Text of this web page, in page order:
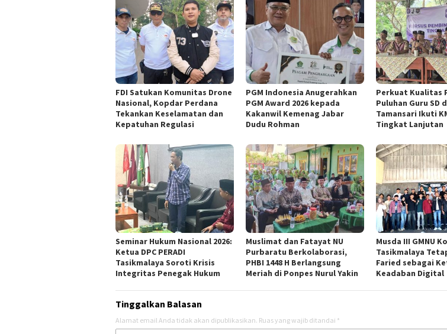
FDI Satukan Komunitas Drone
Nasional, Kopdar Perdana
Tekankan Keselamatan dan
Kepatuhan Regulasi
PGM Indonesia Anugerahkan
PGM Award 2026 kepada
Kakanwil Kemenag Jabar
Dudu Rohman
Perkuat Kualitas
Puluhan Guru SD
Tamansari Ikuti
Tingkat Lanjutan
Seminar Hukum Nasional 2026:
Ketua DPC PERADI
Tasikmalaya Soroti Krisis
Integritas Penegak Hukum
Muslimat dan Fatayat NU
Purbaratu Berkolaborasi,
PHBI 1448 H Berlangsung
Meriah di Ponpes Nurul Yakin
Musda III GMNU
Tasikmalaya
Faried sebagai
Keadaban Digital
Tinggalkan Balasan
Alamat email Anda tidak akan dipublikasikan. Ruas yang wajib ditandai *